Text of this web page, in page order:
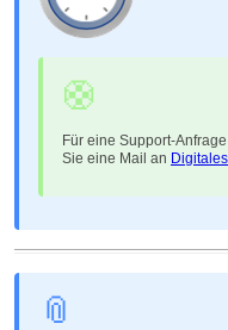
🛟
Für eine Support-
Sie eine Mail an
📎